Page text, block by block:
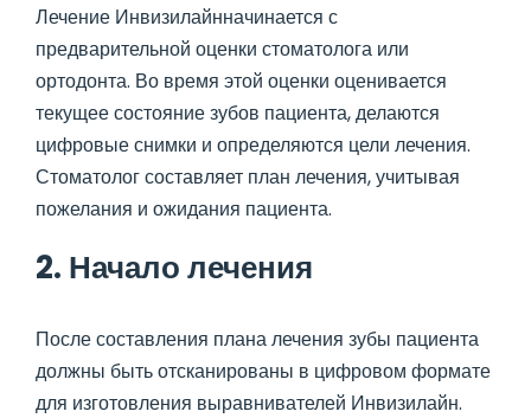
Лечение Инвизилайнначинается с
предварительной оценки стоматолога или
ортодонта. Во время этой оценки оценивается
текущее состояние зубов пациента, делаются
цифровые снимки и определяются цели лечения.
Стоматолог составляет план лечения, учитывая
пожелания и ожидания пациента.
2. Начало лечения
После составления плана лечения зубы пациента
должны быть отсканированы в цифровом формате
для изготовления выравнивателей Инвизилайн.